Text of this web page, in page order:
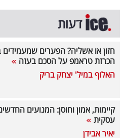
המילון
הכלכלי
פודקאסט
40
דעות
חזון או אשליה? הפערים
הכרזת טראמפ על הסכם בעזה
האלוף במיל' יצחק בריק
קיימות, אמון וחוסן: המנועים
עסקית
יאיר אבידן